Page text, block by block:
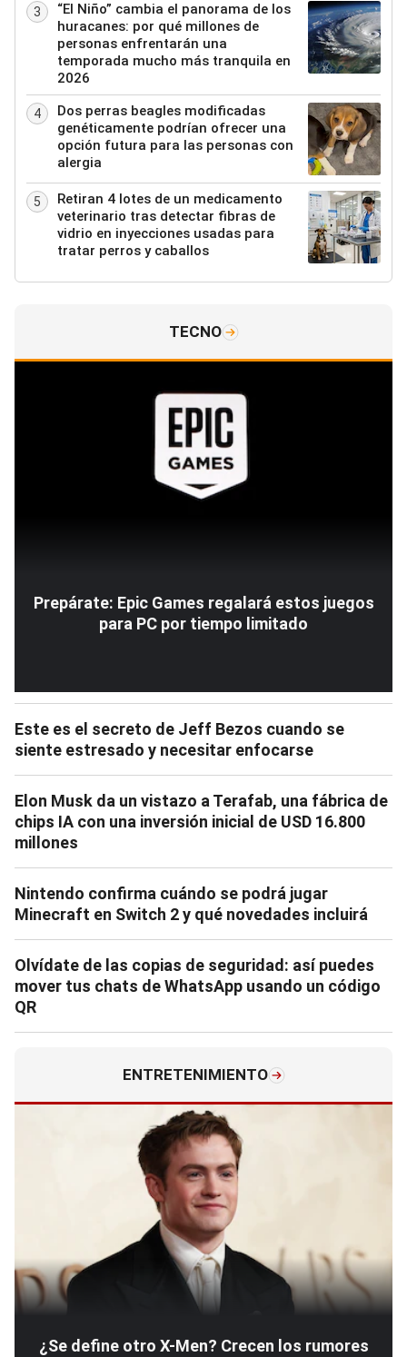
3
“El Niño” cambia el panorama de los
huracanes: por qué millones de
personas enfrentarán una
temporada mucho más tranquila en
2026
4
Dos perras beagles modificadas
genéticamente podrían ofrecer una
opción futura para las personas con
alergia
5
Retiran 4 lotes de un medicamento
veterinario tras detectar fibras de
vidrio en inyecciones usadas para
tratar perros y caballos
TECNO
Prepárate: Epic Games regalará estos juegos
para PC por tiempo limitado
Este es el secreto de Jeff Bezos cuando se
siente estresado y necesitar enfocarse
Elon Musk da un vistazo a Terafab, una fábrica de
chips IA con una inversión inicial de USD 16.800
millones
Nintendo confirma cuándo se podrá jugar
Minecraft en Switch 2 y qué novedades incluirá
Olvídate de las copias de seguridad: así puedes
mover tus chats de WhatsApp usando un código
QR
ENTRETENIMIENTO
¿Se define otro X-Men? Crecen los rumores